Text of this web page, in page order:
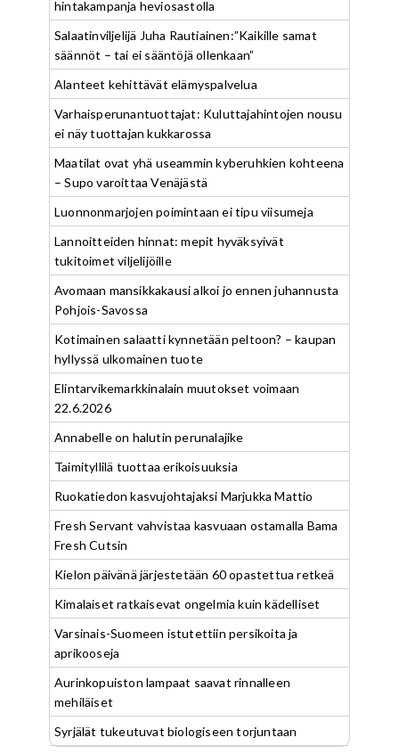
hintakampanja heviosastolla
Salaatinviljelijä Juha Rautiainen:”Kaikille samat
säännöt – tai ei sääntöjä ollenkaan”
Alanteet kehittävät elämyspalvelua
Varhaisperunantuottajat: Kuluttajahintojen nousu
ei näy tuottajan kukkarossa
Maatilat ovat yhä useammin kyberuhkien kohteena
– Supo varoittaa Venäjästä
Luonnonmarjojen poimintaan ei tipu viisumeja
Lannoitteiden hinnat: mepit hyväksyivät
tukitoimet viljelijöille
Avomaan mansikkakausi alkoi jo ennen juhannusta
Pohjois-Savossa
Kotimainen salaatti kynnetään peltoon? – kaupan
hyllyssä ulkomainen tuote
Elintarvikemarkkinalain muutokset voimaan
22.6.2026
Annabelle on halutin perunalajike
Taimityllilä tuottaa erikoisuuksia
Ruokatiedon kasvujohtajaksi Marjukka Mattio
Fresh Servant vahvistaa kasvuaan ostamalla Bama
Fresh Cutsin
Kielon päivänä järjestetään 60 opastettua retkeä
Kimalaiset ratkaisevat ongelmia kuin kädelliset
Varsinais-Suomeen istutettiin persikoita ja
aprikooseja
Aurinkopuiston lampaat saavat rinnalleen
mehiläiset
Syrjälät tukeutuvat biologiseen torjuntaan